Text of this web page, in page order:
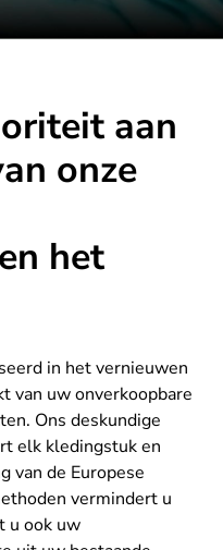
aan
onze
het
in het vernieuwen
van uw onverkoopbare
Ons deskundige
elk kledingstuk en
van de Europese
vermindert u
u ook uw